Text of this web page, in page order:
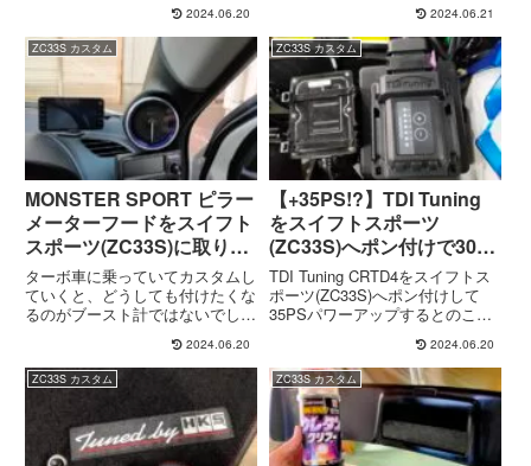
デッドニングを施工しました。コ
スパの良い制振シートと使って余
り物で済ませました。効果てきめ
んなのがデッドニングのメリット
で頑張っただけの甲斐はあります
のでぜひ参考にしてください。
2024.06.20
も気に入らない（というか、物足
りない）のがリアウイング。スズ
キさんとしても性能含め、こだわ
ってこの形状にしたのは分...
2024.06.21
ZC33S カスタム
MONSTER SPORT ピラー
メーターフードをスイフト
スポーツ(ZC33S)に取り付
け
ターボ車に乗っていてカスタムし
ていくと、どうしても付けたくな
るのがブースト計ではないでしょ
付感を出さずに収まりよく付けた
いものです。そこで今回は、ピラ
ーに(あまり)後付感を出さずに付
けることができるMONSTE...
2024.06.20
ZC33S カスタム
【+35PS!?】TDI Tuning
をスイフトスポーツ
(ZC33S)へポン付けで30％
パワーアップの効果とは？
TDI Tuning CRTD4をスイフトス
ポーツ(ZC33S)へポン付けして
35PSパワーアップするとのこと
は専用のハーネスで割り込ませる
だけなので15分もあれば取り付
け完了します。オプションの
Bluetooth接続アプリを使えば運
転席から設定変更やON/OFFを行
えるので便利です。
2024.06.20
ZC33S カスタム ZC33S カスタム